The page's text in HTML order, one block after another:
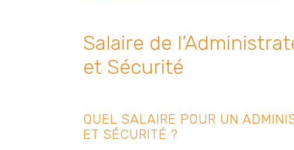
Salaire de
et Sécurité
QUEL SALAIRE POUR UN
ET SÉCURITÉ ?